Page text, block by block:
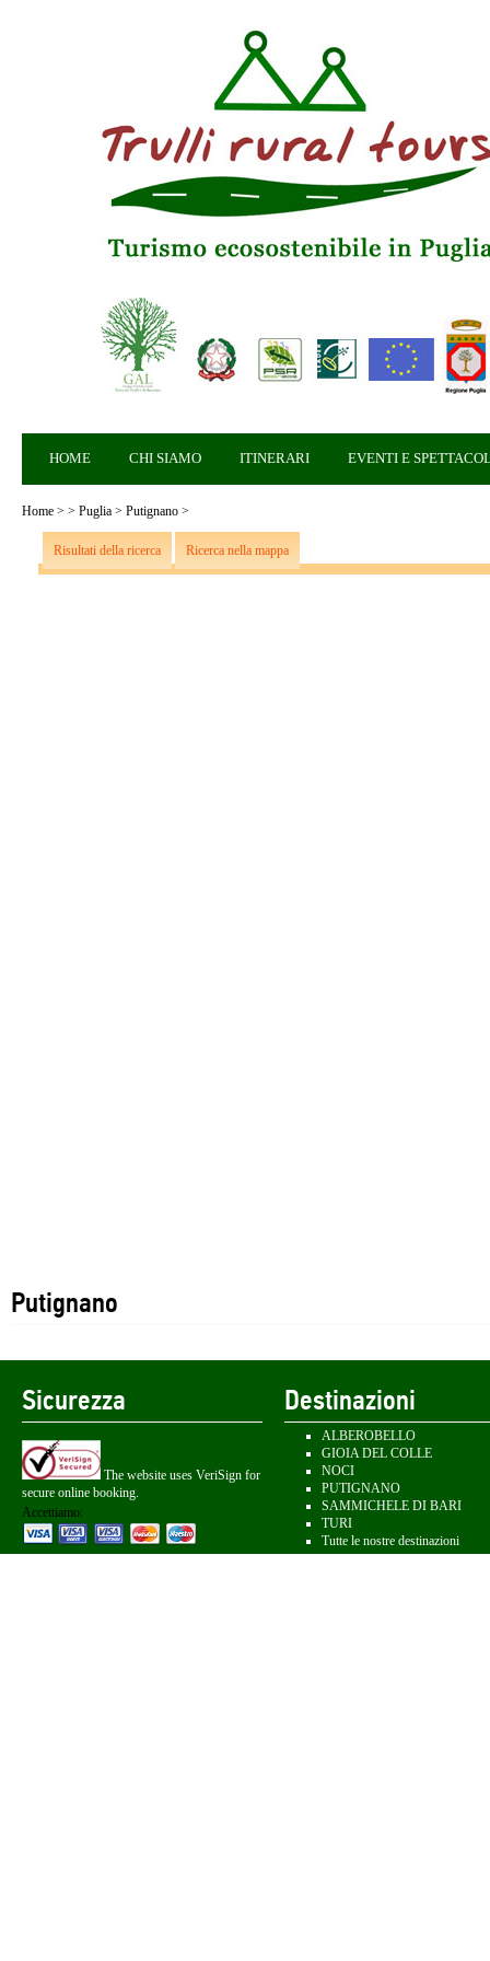
HOME CHI SIAMO ITINERARI EVENTI E
Home > > Puglia > Putignano >
Risultati della ricerca Ricerca nella mappa
Putignano
Sicurezza
The website uses VeriSign for
secure online booking.
Accettiamo:
Destinazioni
ALBEROBELLO
GIOIA DEL COLLE
NOCI
PUTIGNANO
SAMMICHELE DI BARI
TURI
Tutte le nostre destinazioni